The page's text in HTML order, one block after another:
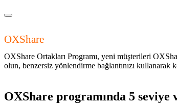
OXShare
OXShare Ortakları Programı, yeni müşterileri
olun, benzersiz yönlendirme bağlantınızı
OXShare programında 5